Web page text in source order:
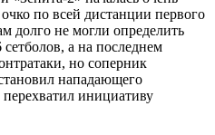
по всей дистанции первого
долго не могли определить
а на последнем
но соперник
нападающего
перехватил инициативу